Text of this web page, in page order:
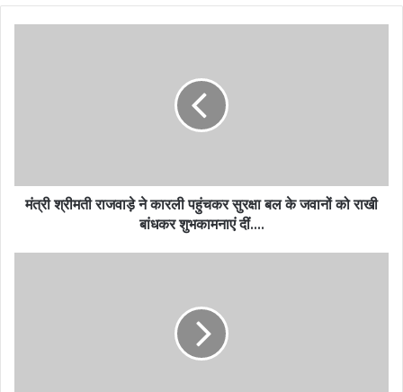
मंत्री श्रीमती राजवाड़े ने कारली पहुंचकर सुरक्षा बल के जवानों को राखी
बांधकर शुभकामनाएं दीं….